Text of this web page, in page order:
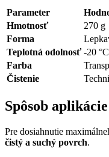
Parameter
Hmotnosť
270 g
Forma
Teplotná odolnosť -20
Farba
Čistenie
Spôsob
Pre dosiahnutie
čistý a suchý povrch.